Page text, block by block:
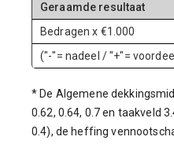
Geraamde resultaat
Bedragen x €1.000
("-"= nadeel / "+"=
* De Algemene
0.62, 0.64, 0.7 en taakveld
0.4), de heffing